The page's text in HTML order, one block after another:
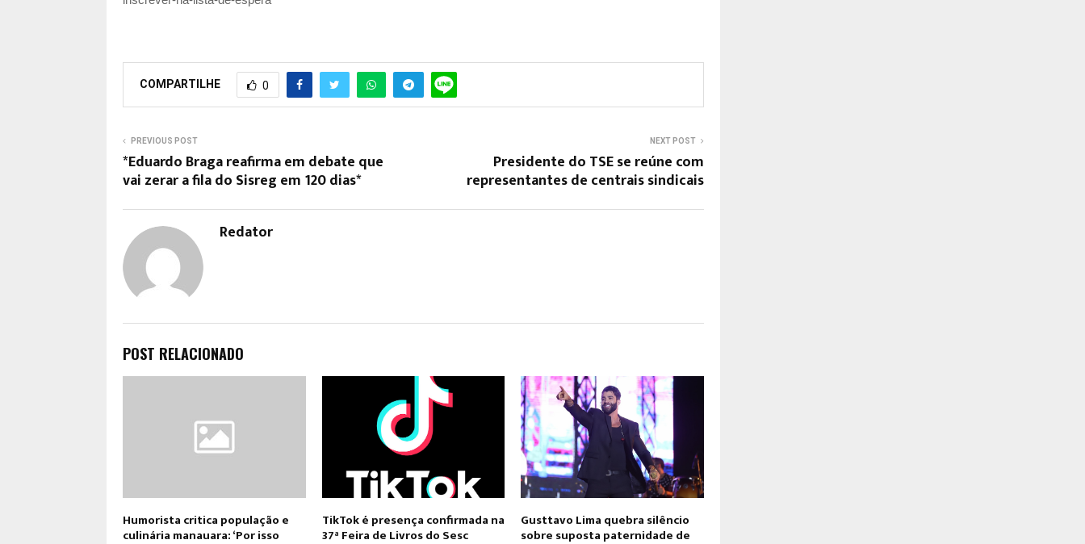
COMPARTILHE 0
PREVIOUS POST
*Eduardo Braga reafirma em debate que
vai zerar a fila do Sisreg em 120 dias*
NEXT POST
Presidente do TSE se reúne com
representantes de centrais sindicais
Redator
POST RELACIONADO
Humorista critica população e
culinária manauara: ‘Por isso
TikTok é presença confirmada na
37ª Feira de Livros do Sesc
Gusttavo Lima quebra silêncio
sobre suposta paternidade de